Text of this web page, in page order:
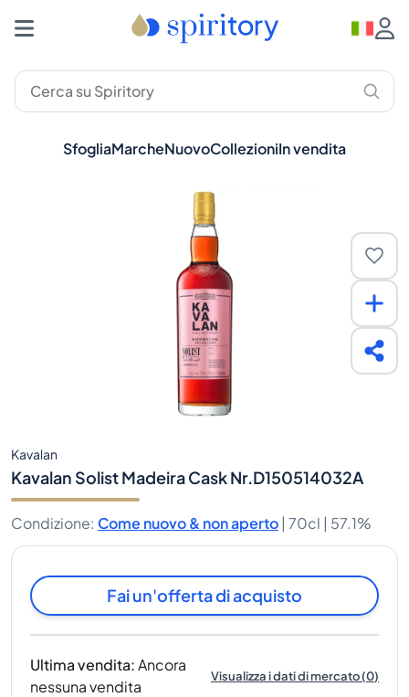
SfogliaMarcheNuovoCollezioniIn vendita
Kavalan
Kavalan Solist Madeira Cask Nr.D150514032A
Condizione: Come nuovo & non aperto | 70cl | 57.1%
Fai un'offerta di acquisto
Ultima vendita:Ancora
nessuna vendita
Visualizza i dati di mercato(0)